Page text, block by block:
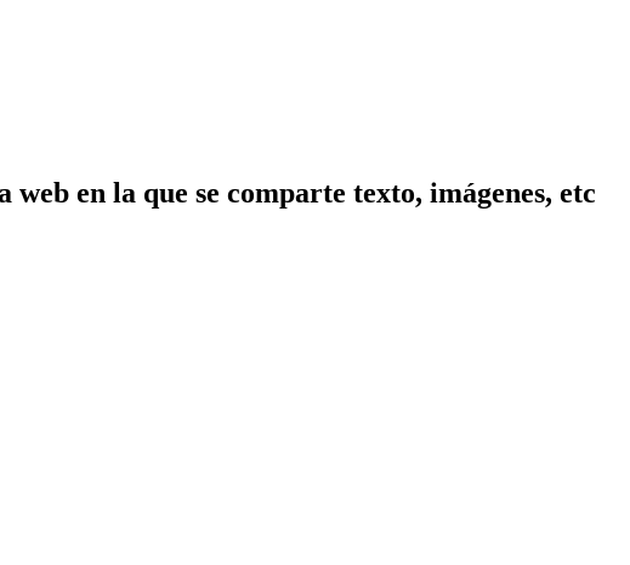
web en la que se comparte texto, imágenes, etc